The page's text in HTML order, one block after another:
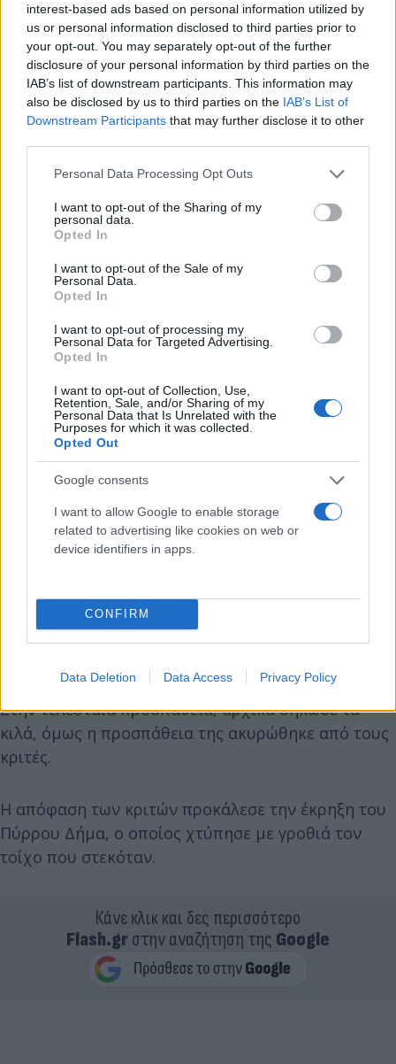
interest-based ads based on personal information utilized by
us or personal information disclosed to third parties prior to
your opt-out. You may separately opt-out of the further
disclosure of your personal information by third parties on the
IAB’s list of downstream participants. This information may
also be disclosed by us to third parties on the IAB’s List of
Downstream Participants that may further disclose it to other
Please note that this website/app uses one or more Google
not limited to your visit or usage behaviour. You may click to
grant or deny consent to Google and its third-party tags to
use your data for below specified purposes in below Google
consent section.
Personal Data Processing Opt Outs
I want to opt-out of the Sharing of my
personal data.
Opted In
I want to opt-out of the Sale of my
Personal Data.
Opted In
I want to opt-out of processing my
Personal Data for Targeted Advertising.
Opted In
I want to opt-out of Collection, Use,
Retention, Sale, and/or Sharing of my
Personal Data that Is Unrelated with the
Purposes for which it was collected.
Opted Out
Google consents
I want to allow Google to enable storage
related to advertising like cookies on web or
device identifiers in apps.
CONFIRM
Data Deletion Data Access Privacy Policy
Συγκεκριμένα η Αμερικανίδα πρωταθλήτρια
ξεκίνησε καλά με επιτυχημένη προσπάθεια στα 108
κιλά στο αρασέ, ωστόσο στη συνέχεια απέτυχε
τόσο στα 111 όσο και στα 112 κιλά.
Στην τελευταία προσπάθεια, αρχικά σήκωσε τα
κιλά, όμως η προσπάθεια της ακυρώθηκε από τους
κριτές.
Η απόφαση των κριτών προκάλεσε την έκρηξη του
Πύρρου Δήμα, ο οποίος χτύπησε με γροθιά τον
τοίχο που στεκόταν.
Κάνε κλικ και δες περισσότερο
Flash.grστην αναζήτηση της Google